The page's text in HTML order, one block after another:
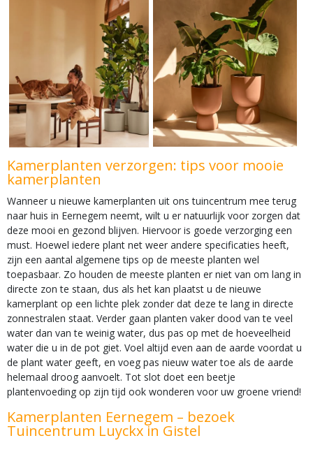
Kamerplanten verzorgen: tips voor mooie
kamerplanten
Wanneer u nieuwe kamerplanten uit ons tuincentrum mee terug
naar huis in Eernegem neemt, wilt u er natuurlijk voor zorgen dat
deze mooi en gezond blijven. Hiervoor is goede verzorging een
must. Hoewel iedere plant net weer andere specificaties heeft,
zijn een aantal algemene tips op de meeste planten wel
toepasbaar. Zo houden de meeste planten er niet van om lang in
directe zon te staan, dus als het kan plaatst u de nieuwe
kamerplant op een lichte plek zonder dat deze te lang in directe
zonnestralen staat. Verder gaan planten vaker dood van te veel
water dan van te weinig water, dus pas op met de hoeveelheid
water die u in de pot giet. Voel altijd even aan de aarde voordat u
de plant water geeft, en voeg pas nieuw water toe als de aarde
helemaal droog aanvoelt. Tot slot doet een beetje
plantenvoeding op zijn tijd ook wonderen voor uw groene vriend!
Kamerplanten Eernegem – bezoek
Tuincentrum Luyckx in Gistel